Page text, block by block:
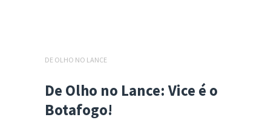
DE OLHO NO LANCE
De Olho no Lance: Vice é o
Botafogo!